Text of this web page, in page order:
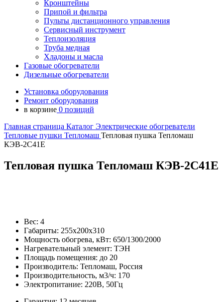
Кронштейны
Припой и фильтра
Пульты дистанционного управления
Сервисный инструмент
Теплоизоляция
Труба медная
Хладоны и масла
Газовые обогреватели
Дизельные обогреватели
Установка оборудования
Ремонт оборудования
в корзине 0 позиций
Главная страница Каталог Электрические обогреватели
Тепловые пушки Тепломаш Тепловая пушка Тепломаш
КЭВ-2С41Е
Тепловая пушка Тепломаш КЭВ-2С41Е
Вес: 4
Габариты: 255х200х310
Мощность обогрева, кВт: 650/1300/2000
Нагревательный элемент: ТЭН
Площадь помещения: до 20
Производитель: Тепломаш, Россия
Производительность, м3/ч: 170
Электропитание: 220В, 50Гц